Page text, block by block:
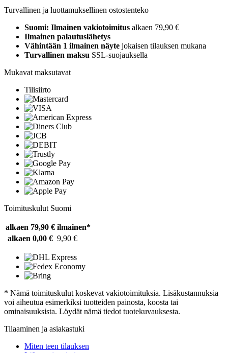
Turvallinen ja luottamuksellinen ostostenteko
Suomi: Ilmainen vakiotoimitus alkaen 79,90 €
Ilmainen palautuslähetys
Vähintään 1 ilmainen näyte jokaisen tilauksen mukana
Turvallinen maksu SSL-suojauksella
Mukavat maksutavat
Tilisiirto
Toimituskulut Suomi
alkaen 79,90 € ilmainen*
alkaen 0,00 € 9,90 €
* Nämä toimituskulut koskevat vakiotoimituksia. Lisäkustannuksia
voi aiheutua esimerkiksi tuotteiden painosta, koosta tai
ominaisuuksista. Löydät nämä tiedot tuotekuvauksesta.
Tilaaminen ja asiakastuki
Miten teen tilauksen